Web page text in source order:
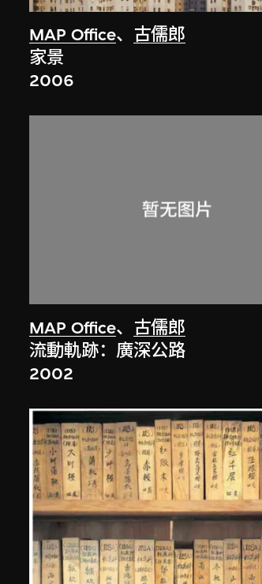
MAP Office、 古儒郎
家景
2006
MAP Office、 古儒郎
流動軌跡：廣深公路
2002